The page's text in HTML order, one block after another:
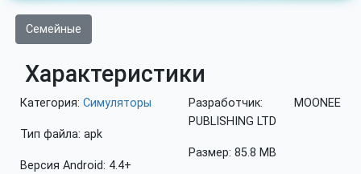
Семейные
Характеристики
Категория: Симуляторы
Тип файла: apk
Версия Android: 4.4+
Разработчик: MOONEE
PUBLISHING LTD
Размер: 85.8 MB